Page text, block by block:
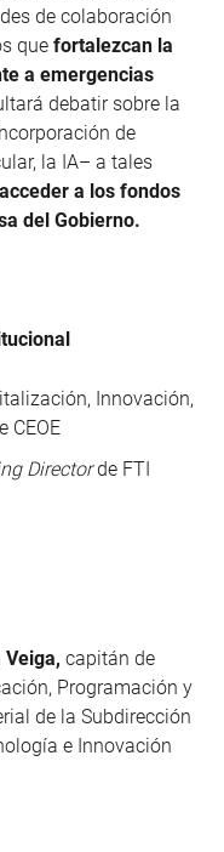
de colaboración
que fortalezcan la
a emergencias
debatir sobre la
de
la IA– a tales
acceder a los fondos
del Gobierno.
Innovación,
CEOE
Directorde FTI
Veiga, capitán de
Programación y
de la Subdirección
e Innovación